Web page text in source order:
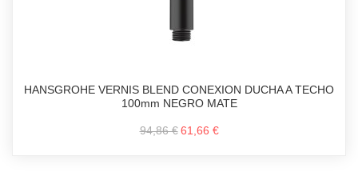
HANSGROHE VERNIS BLEND CONEXION DUCHA A TECHO
100mm NEGRO MATE
94,86 € 61,66 €